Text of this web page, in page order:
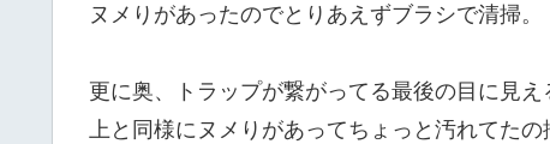
ヌメりがあったのでとりあえずブラシで清掃。
更に奥、トラップが繋がってる最後の目に見え
上と同様にヌメりがあってちょっと汚れてたの